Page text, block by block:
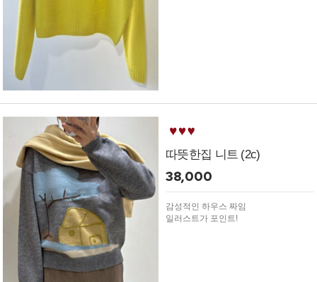
따뜻한집 니트 (2c)
38,000
감성적인 하우스 짜임
일러스트가 포인트!